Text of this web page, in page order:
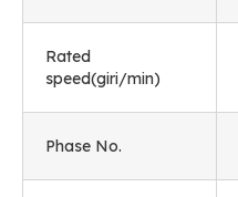
Rated
speed(giri/min)
Phase No.